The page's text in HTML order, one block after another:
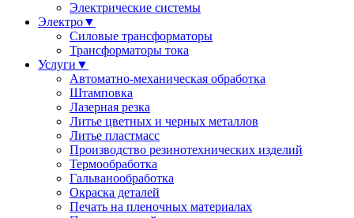
Электрические системы
Электро▼
Силовые трансформаторы
Трансформаторы тока
Услуги ▼
Автоматно-механическая обработка
Штамповка
Лазерная резка
Литье цветных и черных металлов
Литье пластмасс
Производство резинотехнических изделий
Термообработка
Гальванообработка
Окраска деталей
Печать на пленочных материалах